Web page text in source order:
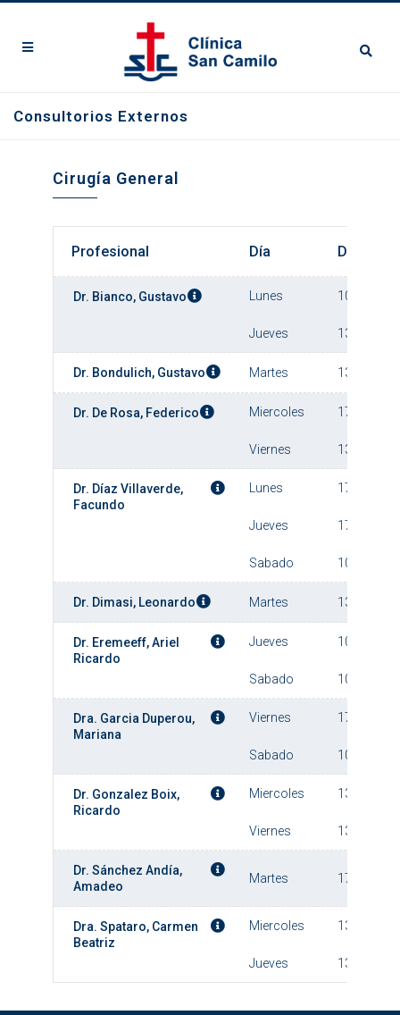
Consultorios Externos
Cirugía General
Profesional Día Desde
Dr. Bianco, Gustavo Lunes 10:00
Jueves 13:00
Dr. Bondulich, Gustavo Martes 13:00
Dr. De Rosa, Federico Miercoles 17:00
Viernes 13:00
Dr. Díaz Villaverde,
Facundo
Lunes 17:00
Jueves 17:00
Sabado 10:00
Dr. Dimasi, Leonardo Martes 13:00
Dr. Eremeeff, Ariel
Ricardo
Jueves 10:00
Sabado 10:00
Dra. Garcia Duperou,
Mariana
Viernes 17:00
Sabado 10:00
Dr. Gonzalez Boix,
Ricardo
Miercoles 13:00
Viernes 13:00
Dr. Sánchez Andía,
Amadeo
Martes 17:00
Dra. Spataro, Carmen
Beatriz
Miercoles 13:00
Jueves 13:00